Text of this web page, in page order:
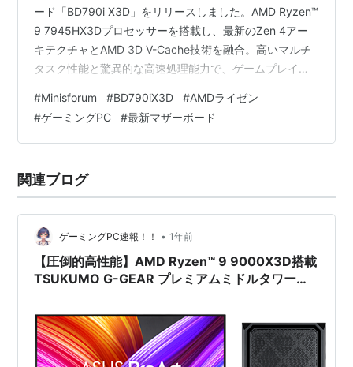
ード「BD790i X3D」をリリースしました。AMD Ryzen™
9 7945HX3Dプロセッサーを搭載し、最新のZen 4アー
キテクチャとAMD 3D V-Cache技術を融合。高いマルチ
タスク性能と驚異的な高速処理能力で、ゲームプレイや
製品の特徴や魅力を余すところなくご紹介します。 圧倒
的なパフォーマンスと最先端技術 高効率冷却システムで
静かかつ安定動作 多彩な接続性と高い拡張性 製品仕様と
フォーマンスと最先端技術 「BD…
#Minisforum #BD790iX3D #AMDライゼン
#ゲーミングPC #最新マザーボード
関連ブログ
ゲーミングPC速報！！ • 1年前
【圧倒的高性能】AMD Ryzen™ 9 9000X3D搭載
TSUKUMO G-GEAR プレミアムミドルタワーで